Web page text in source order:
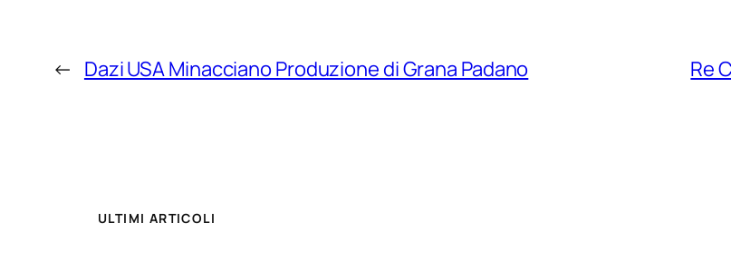
← Dazi USA Minacciano Produzione di Grana Padano Re
ULTIMI ARTICOLI